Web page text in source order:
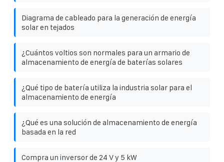
Diagrama de cableado para la generación de energía
solar en tejados
¿Cuántos voltios son normales para un armario de
almacenamiento de energía de baterías solares
¿Qué tipo de batería utiliza la industria solar para el
almacenamiento de energía
¿Qué es una solución de almacenamiento de energía
basada en la red
Compra un inversor de 24 V y 5 kW